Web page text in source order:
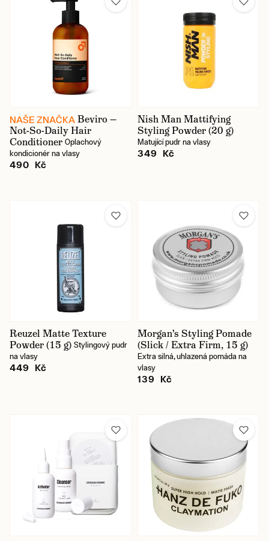
NAŠE ZNAČKA Beviro —
Not-So-Daily Hair
Conditioner Oplachový
kondicionér na vlasy
490 Kč
Nish Man Mattifying
Styling Powder (20 g)
Matující pudr na vlasy
349 Kč
Reuzel Matte Texture
Powder (15 g) Stylingový pudr
na vlasy
449 Kč
Morgan's Styling Pomade
(Slick / Extra Firm, 15 g)
Extra silná, uhlazená pomáda na
vlasy
139 Kč